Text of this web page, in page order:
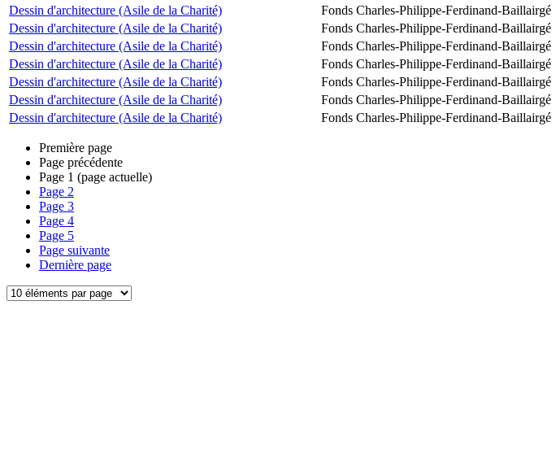
Dessin d'architecture (Asile de la Charité)
Fonds Charles-Philippe-Ferdinand-Baillairgé
Dessin d'architecture (Asile de la Charité)
Fonds Charles-Philippe-Ferdinand-Baillairgé
Dessin d'architecture (Asile de la Charité)
Fonds Charles-Philippe-Ferdinand-Baillairgé
Dessin d'architecture (Asile de la Charité)
Fonds Charles-Philippe-Ferdinand-Baillairgé
Dessin d'architecture (Asile de la Charité)
Fonds Charles-Philippe-Ferdinand-Baillairgé
Dessin d'architecture (Asile de la Charité)
Fonds Charles-Philippe-Ferdinand-Baillairgé
Dessin d'architecture (Asile de la Charité)
Fonds Charles-Philippe-Ferdinand-Baillairgé
Première page
Page précédente
Page 1 (page actuelle)
Page 2
Page 3
Page 4
Page 5
Page suivante
Dernière page